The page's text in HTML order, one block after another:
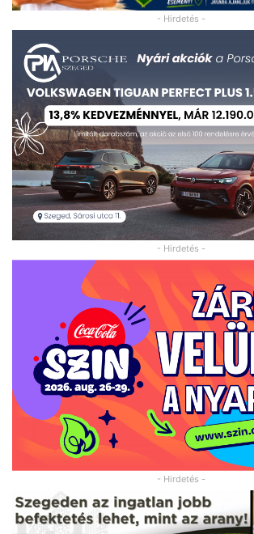
- Hirdetés -
- Hirdetés -
- Hirdetés -